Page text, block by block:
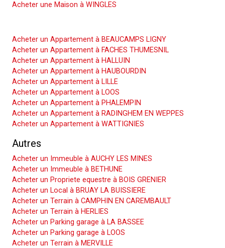
Acheter une Maison à WINGLES
Acheter un Appartement à BEAUCAMPS LIGNY
Acheter un Appartement à FACHES THUMESNIL
Acheter un Appartement à HALLUIN
Acheter un Appartement à HAUBOURDIN
Acheter un Appartement à LILLE
Acheter un Appartement à LOOS
Acheter un Appartement à PHALEMPIN
Acheter un Appartement à RADINGHEM EN WEPPES
Acheter un Appartement à WATTIGNIES
Autres
Acheter un Immeuble à AUCHY LES MINES
Acheter un Immeuble à BETHUNE
Acheter un Propriete equestre à BOIS GRENIER
Acheter un Local à BRUAY LA BUISSIERE
Acheter un Terrain à CAMPHIN EN CAREMBAULT
Acheter un Terrain à HERLIES
Acheter un Parking garage à LA BASSEE
Acheter un Parking garage à LOOS
Acheter un Terrain à MERVILLE